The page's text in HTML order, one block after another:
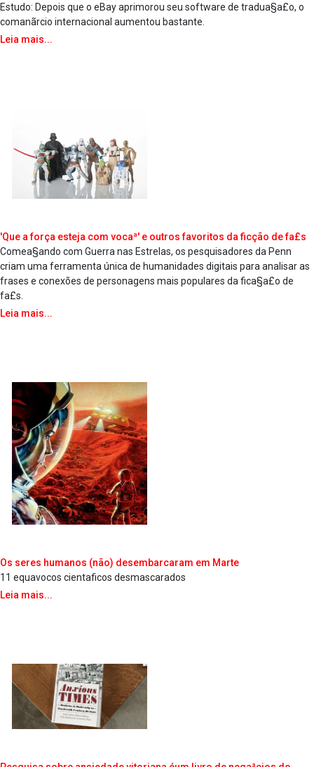
Estudo: Depois que o eBay aprimorou seu software de tradua§a£o, o
comanãrcio internacional aumentou bastante.
Leia mais...
'Que a força esteja com vocaª' e outros favoritos da ficção de fa£s
Comea§ando com Guerra nas Estrelas, os pesquisadores da Penn
criam uma ferramenta única de humanidades digitais para analisar as
frases e conexões de personagens mais populares da fica§a£o de
fa£s.
Leia mais...
Os seres humanos (não) desembarcaram em Marte
11 equa­vocos cienta­ficos desmascarados
Leia mais...